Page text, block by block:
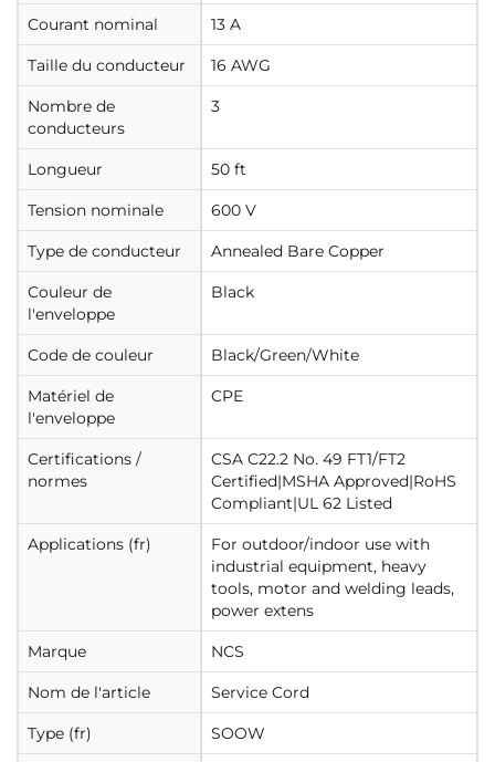
Courant nominal 13 A
Taille du conducteur 16 AWG
Nombre de
conducteurs
3
Longueur 50 ft
Tension nominale 600 V
Type de conducteur Annealed Bare Copper
Couleur de
l'enveloppe
Black
Code de couleur Black/Green/White
Matériel de
l'enveloppe
CPE
Certifications /
normes
CSA C22.2 No. 49 FT1/FT2
Certified|MSHA Approved|RoHS
Compliant|UL 62 Listed
Applications (fr)
For outdoor/indoor use with
industrial equipment, heavy
tools, motor and welding leads,
power extens
Marque NCS
Nom de l'article Service Cord
Type (fr) SOOW